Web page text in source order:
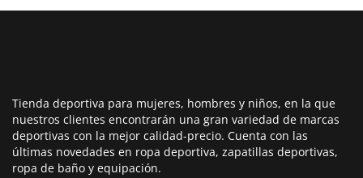
Tienda deportiva para mujeres, hombres y niños, en la que
nuestros clientes encontrarán una gran variedad de marcas
deportivas con la mejor calidad-precio. Cuenta con las
últimas novedades en ropa deportiva, zapatillas deportivas,
ropa de baño y equipación.